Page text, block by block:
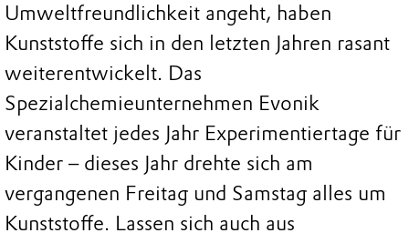
Umweltfreundlichkeit angeht, haben
Kunststoffe sich in den letzten Jahren rasant
weiterentwickelt. Das
Spezialchemieunternehmen Evonik
veranstaltet jedes Jahr Experimentiertage für
Kinder – dieses Jahr drehte sich am
vergangenen Freitag und Samstag alles um
Kunststoffe. Lassen sich auch aus